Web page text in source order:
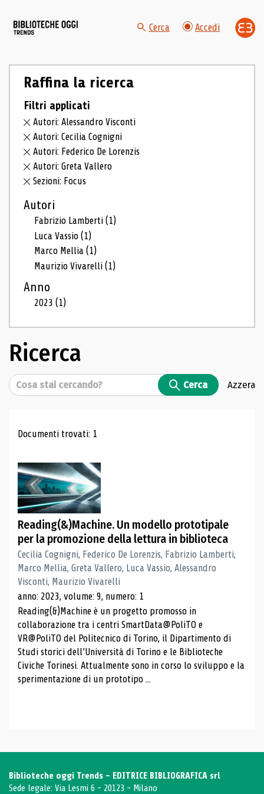
Cerca Accedi
Raffina la ricerca
Filtri applicati
Autori: Alessandro Visconti
Autori: Cecilia Cognigni
Autori: Federico De Lorenzis
Autori: Greta Vallero
Sezioni: Focus
Autori
Fabrizio Lamberti(1)
Luca Vassio(1)
Marco Mellia(1)
Maurizio Vivarelli(1)
Anno
2023(1)
Ricerca
Cerca Cerca Azzera
Risultati di ricerca
Documenti trovati: 1
Reading(&)Machine. Un modello prototipale
per la promozione della lettura in biblioteca
Cecilia Cognigni, Federico De Lorenzis, Fabrizio Lamberti,
Marco Mellia, Greta Vallero, Luca Vassio, Alessandro
Visconti, Maurizio Vivarelli
anno: 2023, volume: 9, numero: 1
Reading(&)Machine è un progetto promosso in
collaborazione tra i centri SmartData@PoliTO e
VR@PoliTO del Politecnico di Torino, il Dipartimento di
Studi storici dell’Università di Torino e le Biblioteche
Civiche Torinesi. Attualmente sono in corso lo sviluppo e la
sperimentazione di un prototipo ...
Biblioteche oggi Trends - EDITRICE BIBLIOGRAFICA srl
Sede legale: Via Lesmi 6 - 20123 - Milano